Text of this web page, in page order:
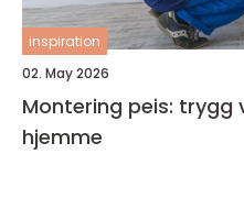
inspiration
02. May 2026
Montering peis: trygg
hjemme